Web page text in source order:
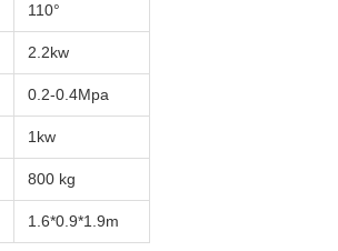
110°
2.2kw
0.2-0.4Mpa
1kw
800 kg
1.6*0.9*1.9m